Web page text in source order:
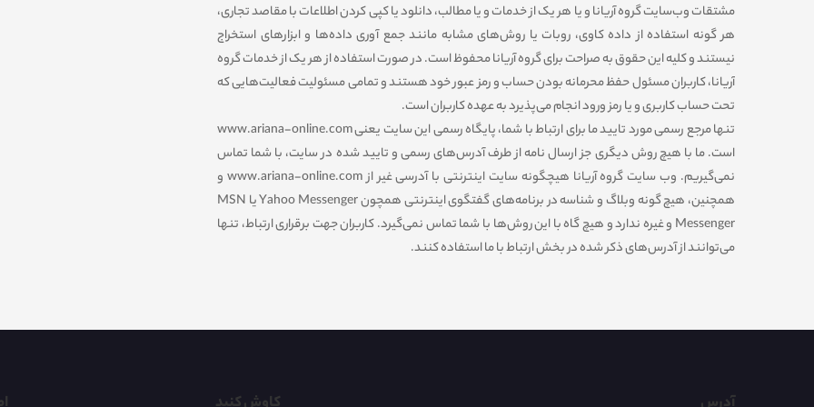
مشتقات وب‏‌سایت گروه آریانا و یا هر یک از خدمات و یا مطالب، دانلود یا کپی کردن اطلاعات با مقاصد تجاری،
هر گونه استفاده از داده کاوی، روبات یا روش‌‏های مشابه مانند جمع آوری داده‌‏ها و ابزارهای استخراج
نیستند و کلیه این حقوق به صراحت برای گروه آریانا محفوظ است. در صورت استفاده از هر یک از خدمات گروه
آریانا، کاربران مسئول حفظ محرمانه بودن حساب و رمز عبور خود هستند و تمامی مسئولیت فعالیت‌‏هایی که
تحت حساب کاربری و یا رمز ورود انجام می‏‌پذیرد به عهده کاربران است.
تنها مرجع رسمی مورد تایید ما برای ارتباط با شما، پایگاه رسمی این سایت یعنی www.ariana-online.com
است. ما با هیچ روش دیگری جز ارسال نامه از طرف آدرس‏‌های رسمی و تایید شده در سایت، با شما تماس
نمی‌‏گیریم. وب سایت گروه آریانا هیچگونه سایت اینترنتی با آدرسی غیر از www.ariana-online.com و
همچنین، هیچ گونه وبلاگ و شناسه در برنامه‏‌های گفتگوی اینترنتی همچون Yahoo Messenger یا MSN
Messenger و غیره ندارد و هیچ ‏گاه با این روش‏‌ها با شما تماس نمی‏‌گیرد. کاربران جهت برقراری ارتباط، تنها
می‏‌توانند از آدرس‌‏های ذکر شده در بخش ارتباط با ما استفاده کنند.